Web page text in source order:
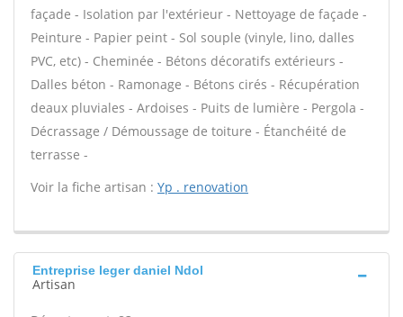
façade - Isolation par l'extérieur - Nettoyage de façade -
Peinture - Papier peint - Sol souple (vinyle, lino, dalles
PVC, etc) - Cheminée - Bétons décoratifs extérieurs -
Dalles béton - Ramonage - Bétons cirés - Récupération
deaux pluviales - Ardoises - Puits de lumière - Pergola -
Décrassage / Démoussage de toiture - Étanchéité de
terrasse -
Voir la fiche artisan : Yp . renovation
Entreprise leger daniel Ndol
Artisan